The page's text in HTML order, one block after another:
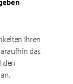
Ihren
das
den